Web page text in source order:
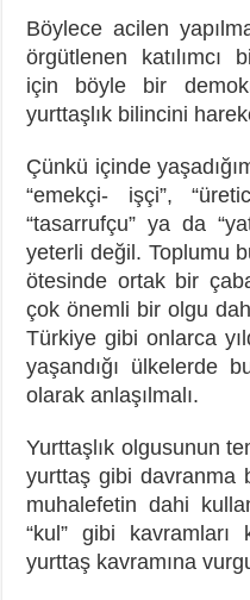
Böylece acilen
örgütlenen katılımcı
için böyle bir
yurttaşlık bilincini
Çünkü içinde
“emekçi- işçi”,
“tasarrufçu” ya da
yeterli değil. Toplumu
ötesinde ortak bir
çok önemli bir olgu
Türkiye gibi onlarca
yaşandığı ülkelerde
olarak anlaşılmalı.
Yurttaşlık olgusunun
yurttaş gibi davranma
muhalefetin dahi
“kul” gibi kavramları
yurttaş kavramına